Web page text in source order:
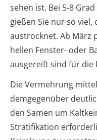
sehen ist. Bei 5-8
gießen Sie nur so viel,
austrocknet. Ab März
hellen Fenster- oder
ausgereift sind für die
Die Vermehrung
demgegenüber
den Samen um
Stratifikation